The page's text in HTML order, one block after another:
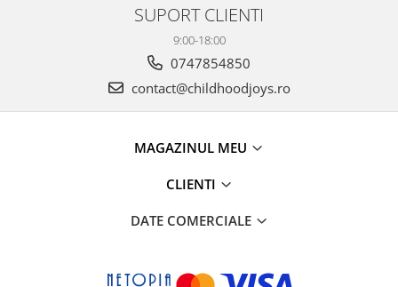
SUPORT CLIENTI
9:00-18:00
0747854850
contact@childhoodjoys.ro
MAGAZINUL MEU
CLIENTI
DATE COMERCIALE